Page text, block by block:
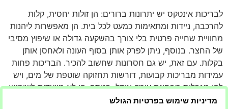
לבריכות אינטקס יש יתרונות ברורים: הן זולות יחסית, קלות
להרכבה, ניידות ומתאימות כמעט לכל בית. הן מאפשרות ליהנות
מחוויית שחייה פרטית בלי צורך בהשקעה גדולה או שיפוץ מסיבי
של החצר. בנוסף, ניתן לפרק אותן בסוף העונה ולאחסן אותן
בקלות. עם זאת, יש גם חסרונות שחשוב להכיר. הבריכות פחות
עמידות מבריכות קבועות, דורשות תחזוקה שוטפת של מים, ויש
להן מגבלות מבחינת עומק וגודל. בנוסף, הן לא מיועדות לשימוש
אינטנסיבי לאורך כל השנה. הבנת היתרונות והחסרונות מאפשרת
מדיניות שימוש בפרטיות הגולש